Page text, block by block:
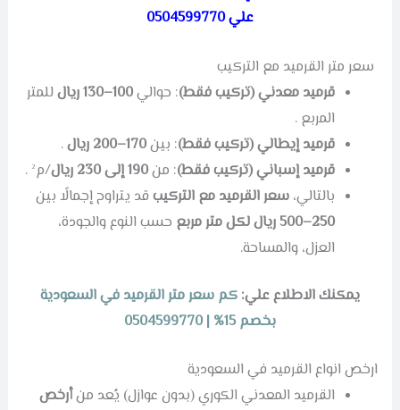
علي 0504599770
سعر متر القرميد مع التركيب
قرميد معدني (تركيب فقط): حوالي100–130 ريال
للمتر
المربع .
قرميد إيطالي (تركيب فقط): بين170–200 ريال
.
قرميد إسباني (تركيب فقط): من190 إلى 230 ريال
/م² .
بالتالي، سعر القرميد مع التركيبقد يتراوح إجمالًا بين
250–500 ريال لكل متر مربع
حسب النوع والجودة،
العزل، والمساحة.
يمكنك الاطلاع علي: كم سعر متر القرميد في السعودية
بخصم 15% | 0504599770
ارخص انواع القرميد في السعودية
القرميد المعدني الكوري (بدون عوازل) يُعد منأرخص